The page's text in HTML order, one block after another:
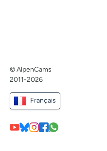
© AlpenCams
2011-2026
Français